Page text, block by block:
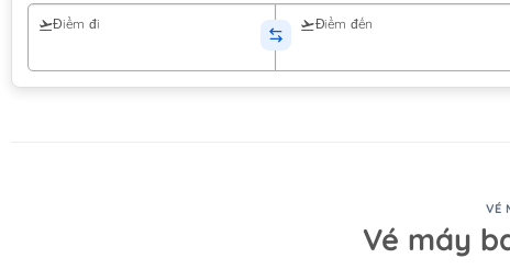
Điểm đi Điểm đến
VÉ
Vé máy